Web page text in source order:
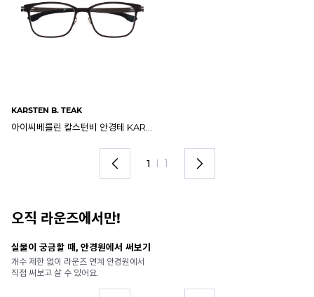
KARSTEN B. TEAK
1 I 1
오직 라운즈에서만!
안경 렌즈 맞춤까지 한 번에
가까운 안경원으로 배송받아
렌즈 맞춤부터 피팅까지 편하게!